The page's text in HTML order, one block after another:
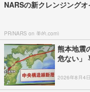
NARSの新クレンジング
PR(NARS on 美的.com)
熊本地震
危ない」
2026年8月4日